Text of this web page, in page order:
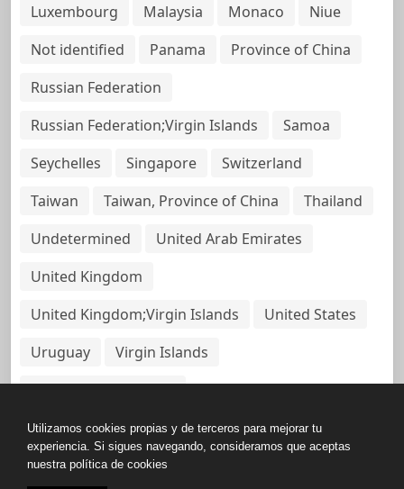
Luxembourg
Malaysia Monaco
Niue
Not identified
Panama
Province of China
Russian Federation
Russian Federation;Virgin Islands
Samoa
Seychelles
Singapore
Switzerland
Taiwan
Taiwan, Province of China
Thailand
Undetermined
United Arab Emirates
United Kingdom
United Kingdom;Virgin Islands
United States
Uruguay
Virgin Islands
Virgin Islands, British
Utilizamos cookies propias y de terceros para mejorar tu
experiencia. Si sigues navegando, consideramos que aceptas
nuestra política de cookies